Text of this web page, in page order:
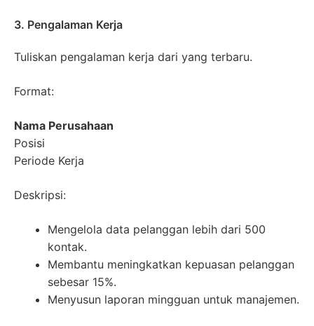
3. Pengalaman Kerja
Tuliskan pengalaman kerja dari yang terbaru.
Format:
Nama Perusahaan
Posisi
Periode Kerja
Deskripsi:
Mengelola data pelanggan lebih dari 500
kontak.
Membantu meningkatkan kepuasan pelanggan
sebesar 15%.
Menyusun laporan mingguan untuk manajemen.